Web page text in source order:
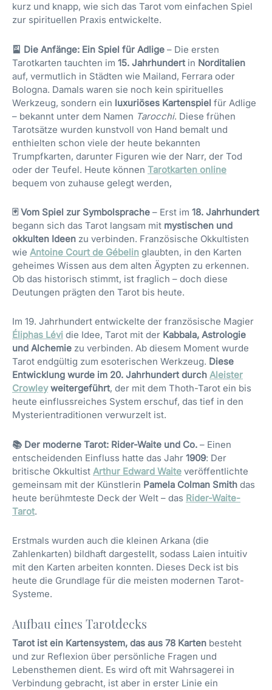
kurz und knapp, wie sich das Tarot vom einfachen Spiel
zur spirituellen Praxis entwickelte.
🎴 Die Anfänge: Ein Spiel für Adlige – Die ersten
Tarotkarten tauchten im 15. Jahrhundert in Norditalien
auf, vermutlich in Städten wie Mailand, Ferrara oder
Bologna. Damals waren sie noch kein spirituelles
Werkzeug, sondern ein luxuriöses Kartenspiel für Adlige
– bekannt unter dem Namen Tarocchi. Diese frühen
Tarotsätze wurden kunstvoll von Hand bemalt und
enthielten schon viele der heute bekannten
Trumpfkarten, darunter Figuren wie der Narr, der Tod
oder der Teufel. Heute können Tarotkarten online
bequem von zuhause gelegt werden,
🃏 Vom Spiel zur Symbolsprache – Erst im 18. Jahrhundert
begann sich das Tarot langsam mit mystischen und
okkulten Ideen zu verbinden. Französische Okkultisten
wie Antoine Court de Gébelin glaubten, in den Karten
geheimes Wissen aus dem alten Ägypten zu erkennen.
Ob das historisch stimmt, ist fraglich – doch diese
Deutungen prägten den Tarot bis heute.
Im 19. Jahrhundert entwickelte der französische Magier
Éliphas Lévi die Idee, Tarot mit der Kabbala, Astrologie
und Alchemie zu verbinden. Ab diesem Moment wurde
Tarot endgültig zum esoterischen Werkzeug. Diese
Entwicklung wurde im 20. Jahrhundert durch Aleister
Crowleyweitergeführt, der mit dem Thoth-Tarot ein bis
heute einflussreiches System erschuf, das tief in den
Mysterientraditionen verwurzelt ist.
📚 Der moderne Tarot: Rider-Waite und Co. – Einen
entscheidenden Einfluss hatte das Jahr 1909: Der
britische Okkultist Arthur Edward Waite veröffentlichte
gemeinsam mit der Künstlerin Pamela Colman Smith das
heute berühmteste Deck der Welt – das Rider-Waite-
Tarot.
Erstmals wurden auch die kleinen Arkana (die
Zahlenkarten) bildhaft dargestellt, sodass Laien intuitiv
mit den Karten arbeiten konnten. Dieses Deck ist bis
heute die Grundlage für die meisten modernen Tarot-
Systeme.
Aufbau eines Tarotdecks
Tarot ist ein Kartensystem, das aus 78 Karten besteht
und zur Reflexion über persönliche Fragen und
Lebensthemen dient. Es wird oft mit Wahrsagerei in
Verbindung gebracht, ist aber in erster Linie ein